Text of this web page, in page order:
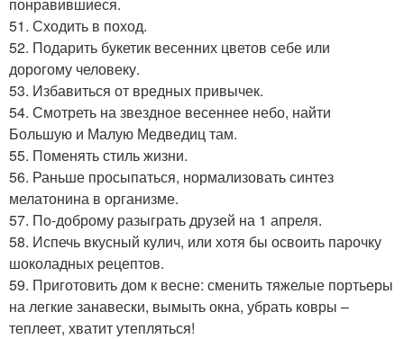
51. Сходить в поход.
52. Подарить букетик весенних цветов себе или
дорогому человеку.
53. Избавиться от вредных привычек.
54. Смотреть на звездное весеннее небо, найти
Большую и Малую Медведиц там.
55. Поменять стиль жизни.
56. Раньше просыпаться, нормализовать синтез
мелатонина в организме.
57. По-доброму разыграть друзей на 1 апреля.
58. Испечь вкусный кулич, или хотя бы освоить парочку
шоколадных рецептов.
59. Приготовить дом к весне: сменить тяжелые портьеры
на легкие занавески, вымыть окна, убрать ковры –
теплеет, хватит утепляться!